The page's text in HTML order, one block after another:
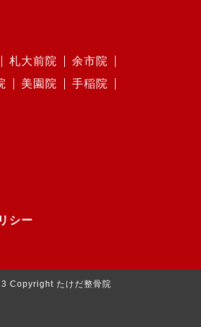
札大前院
余市院
美園院
手稲院
シー
Copyright たけだ整骨院